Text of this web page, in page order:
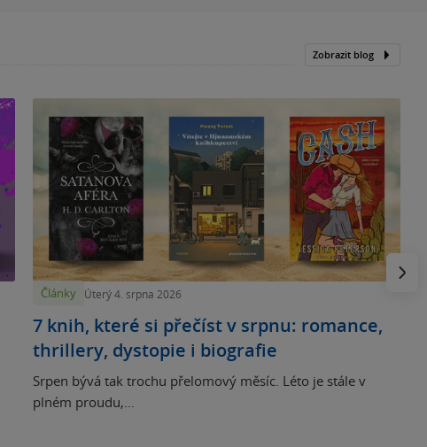
Zobrazit blog
Články Úterý 4. srpna 2026
7 knih, které si přečíst v srpnu: romance,
thrillery, dystopie i biografie
Srpen bývá tak trochu přelomový měsíc. Léto je stále v
plném proudu,...